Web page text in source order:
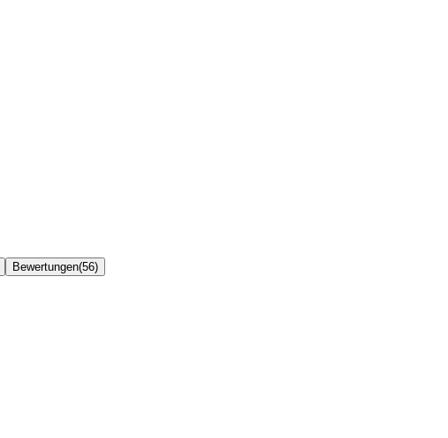
Bewertungen(56)